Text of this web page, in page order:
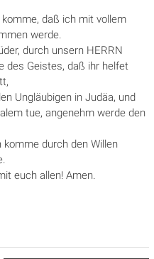
daß ich mit vollem
werde.
durch unsern HERRN
des Geistes, daß ihr helfet
Ungläubigen in Judäa, und
tue, angenehm werde den
durch den Willen
euch allen! Amen.